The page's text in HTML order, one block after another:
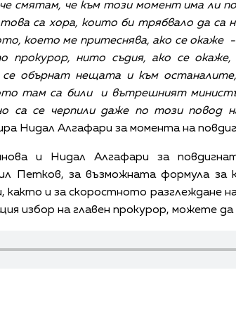
смятам, че към този момент има ли
са хора, които би трябвало да са
което ме притеснява, ако се
нито съдия, ако се
се обърнат нещата и към
там са били и вътрешният
са се черпили даже по този
Нидал Алгафари за момента на
и Нидал Алгафари за
Петков, за възможната формула
както и за скоростното разглеждане
избор на главен прокурор, можете